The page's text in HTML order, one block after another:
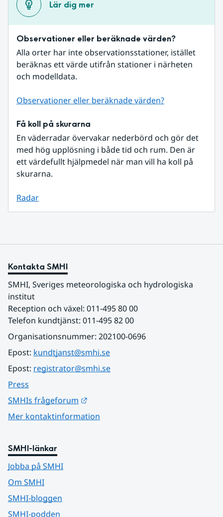
Lär dig mer
Observationer eller beräknade värden?
Alla orter har inte observationsstationer, istället
beräknas ett värde utifrån stationer i närheten
och modelldata.
Observationer eller beräknade värden?
Få koll på skurarna
En väderradar övervakar nederbörd och gör det
med hög upplösning i både tid och rum. Den är
ett värdefullt hjälpmedel när man vill ha koll på
skurarna.
Radar
Kontakta SMHI
SMHI, Sveriges meteorologiska och hydrologiska
institut
Reception och växel: 011-495 80 00
Telefon kundtjänst: 011-495 82 00
Organisationsnummer: 202100-0696
Epost: kundtjanst@smhi.se
Epost: registrator@smhi.se
Press
SMHIs frågeforum
Mer kontaktinformation
SMHI-länkar
Jobba på SMHI
Om SMHI
SMHI-bloggen
SMHI-podden